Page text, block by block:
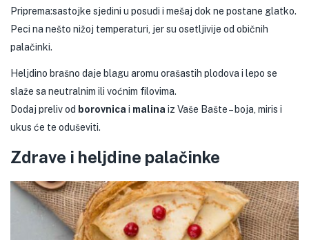
Priprema:sastojke sjedini u posudi i mešaj dok ne postane glatko.
Peci na nešto nižoj temperaturi, jer su osetljivije od običnih
palačinki.
Heljdino brašno daje blagu aromu orašastih plodova i lepo se
slaže sa neutralnim ili voćnim filovima.
Dodaj preliv od borovnica i malina iz Vaše Bašte – boja, miris i
ukus će te oduševiti.
Zdrave i heljdine palačinke